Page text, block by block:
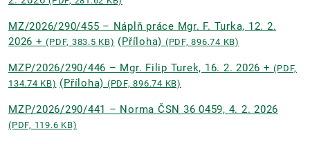
MZ/2026/290/455 – Náplň práce Mgr. F. Turka, 12. 2.
2026 +(PDF, 383.5 KB) (Příloha) (PDF, 896.74 KB)
MZP/2026/290/446 – Mgr. Filip Turek, 16. 2. 2026 +(PDF,
134.74 KB) (Příloha) (PDF, 896.74 KB)
MZP/2026/290/441 – Norma ČSN 36 0459, 4. 2. 2026
(PDF, 119.6 KB)